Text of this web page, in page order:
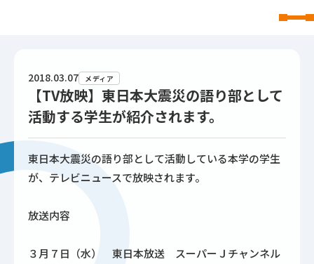
2018.03.07 メディア
【TV放映】東日本大震災の語り部として
活動する学生が紹介されます。
東日本大震災の語り部として活動している本学の学生
が、テレビニュースで放映されます。
放送内容
３月７日（水） 東日本放送 スーパーＪチャンネル